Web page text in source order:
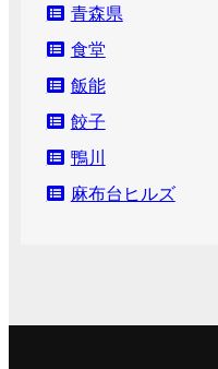
青森県
食堂
飯能
餃子
鴨川
麻布台ヒルズ